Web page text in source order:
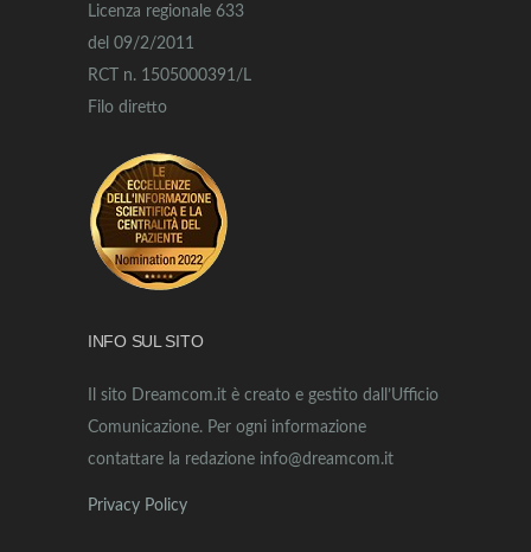
Licenza regionale 633
del 09/2/2011
RCT n. 1505000391/L
Filo diretto
INFO SUL SITO
Il sito Dreamcom.it è creato e gestito dall’Ufficio
Comunicazione. Per ogni informazione
contattare la redazione info@dreamcom.it
Privacy Policy